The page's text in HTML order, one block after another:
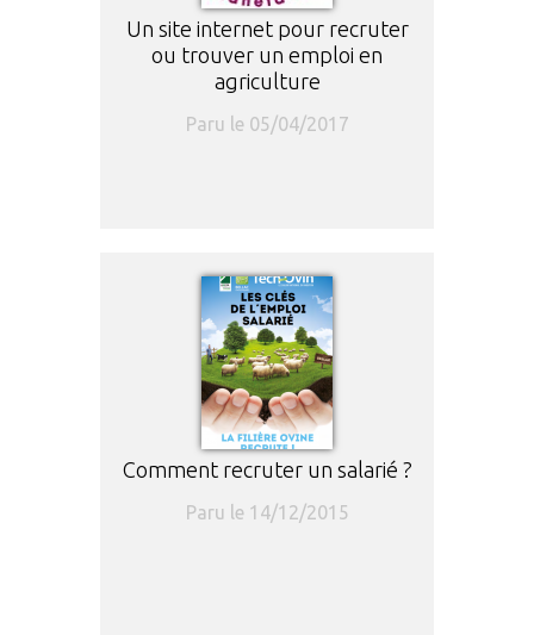
Un site internet pour recruter
ou trouver un emploi en
agriculture
Paru le 05/04/2017
Comment recruter un salarié ?
Paru le 14/12/2015